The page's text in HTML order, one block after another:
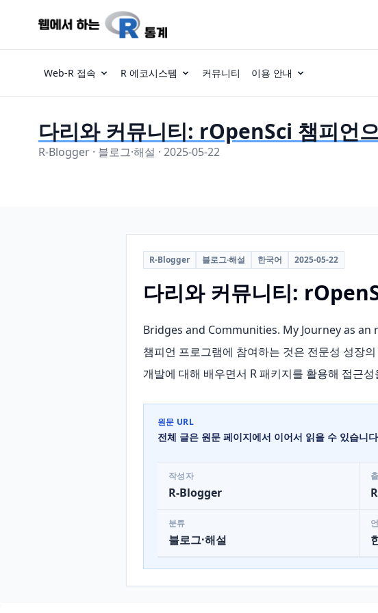
Web-R 접속 R 에코시스템 커뮤니티 이용 안내
다리와 커뮤니티: rOpenSci 챔피언
R-Blogger · 블로그·해설 · 2025-05-22
R-Blogger 블로그·해설 한국어 2025-05-22
다리와 커뮤니티:
Bridges and Communities. My Journey as an
챔피언 프로그램에 참여하는 것은 전문성 성장
개발에 대해 배우면서 R 패키지를 활용해 접근
원문 URL
전체 글은 원문 페이지에서 이어서 읽을 수 있습니
작성자
R-Blogger
분류
블로그·해설